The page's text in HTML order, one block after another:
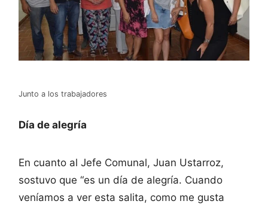
Junto a los trabajadores
Día de alegría
En cuanto al Jefe Comunal, Juan Ustarroz,
sostuvo que “es un día de alegría. Cuando
veníamos a ver esta salita, como me gusta